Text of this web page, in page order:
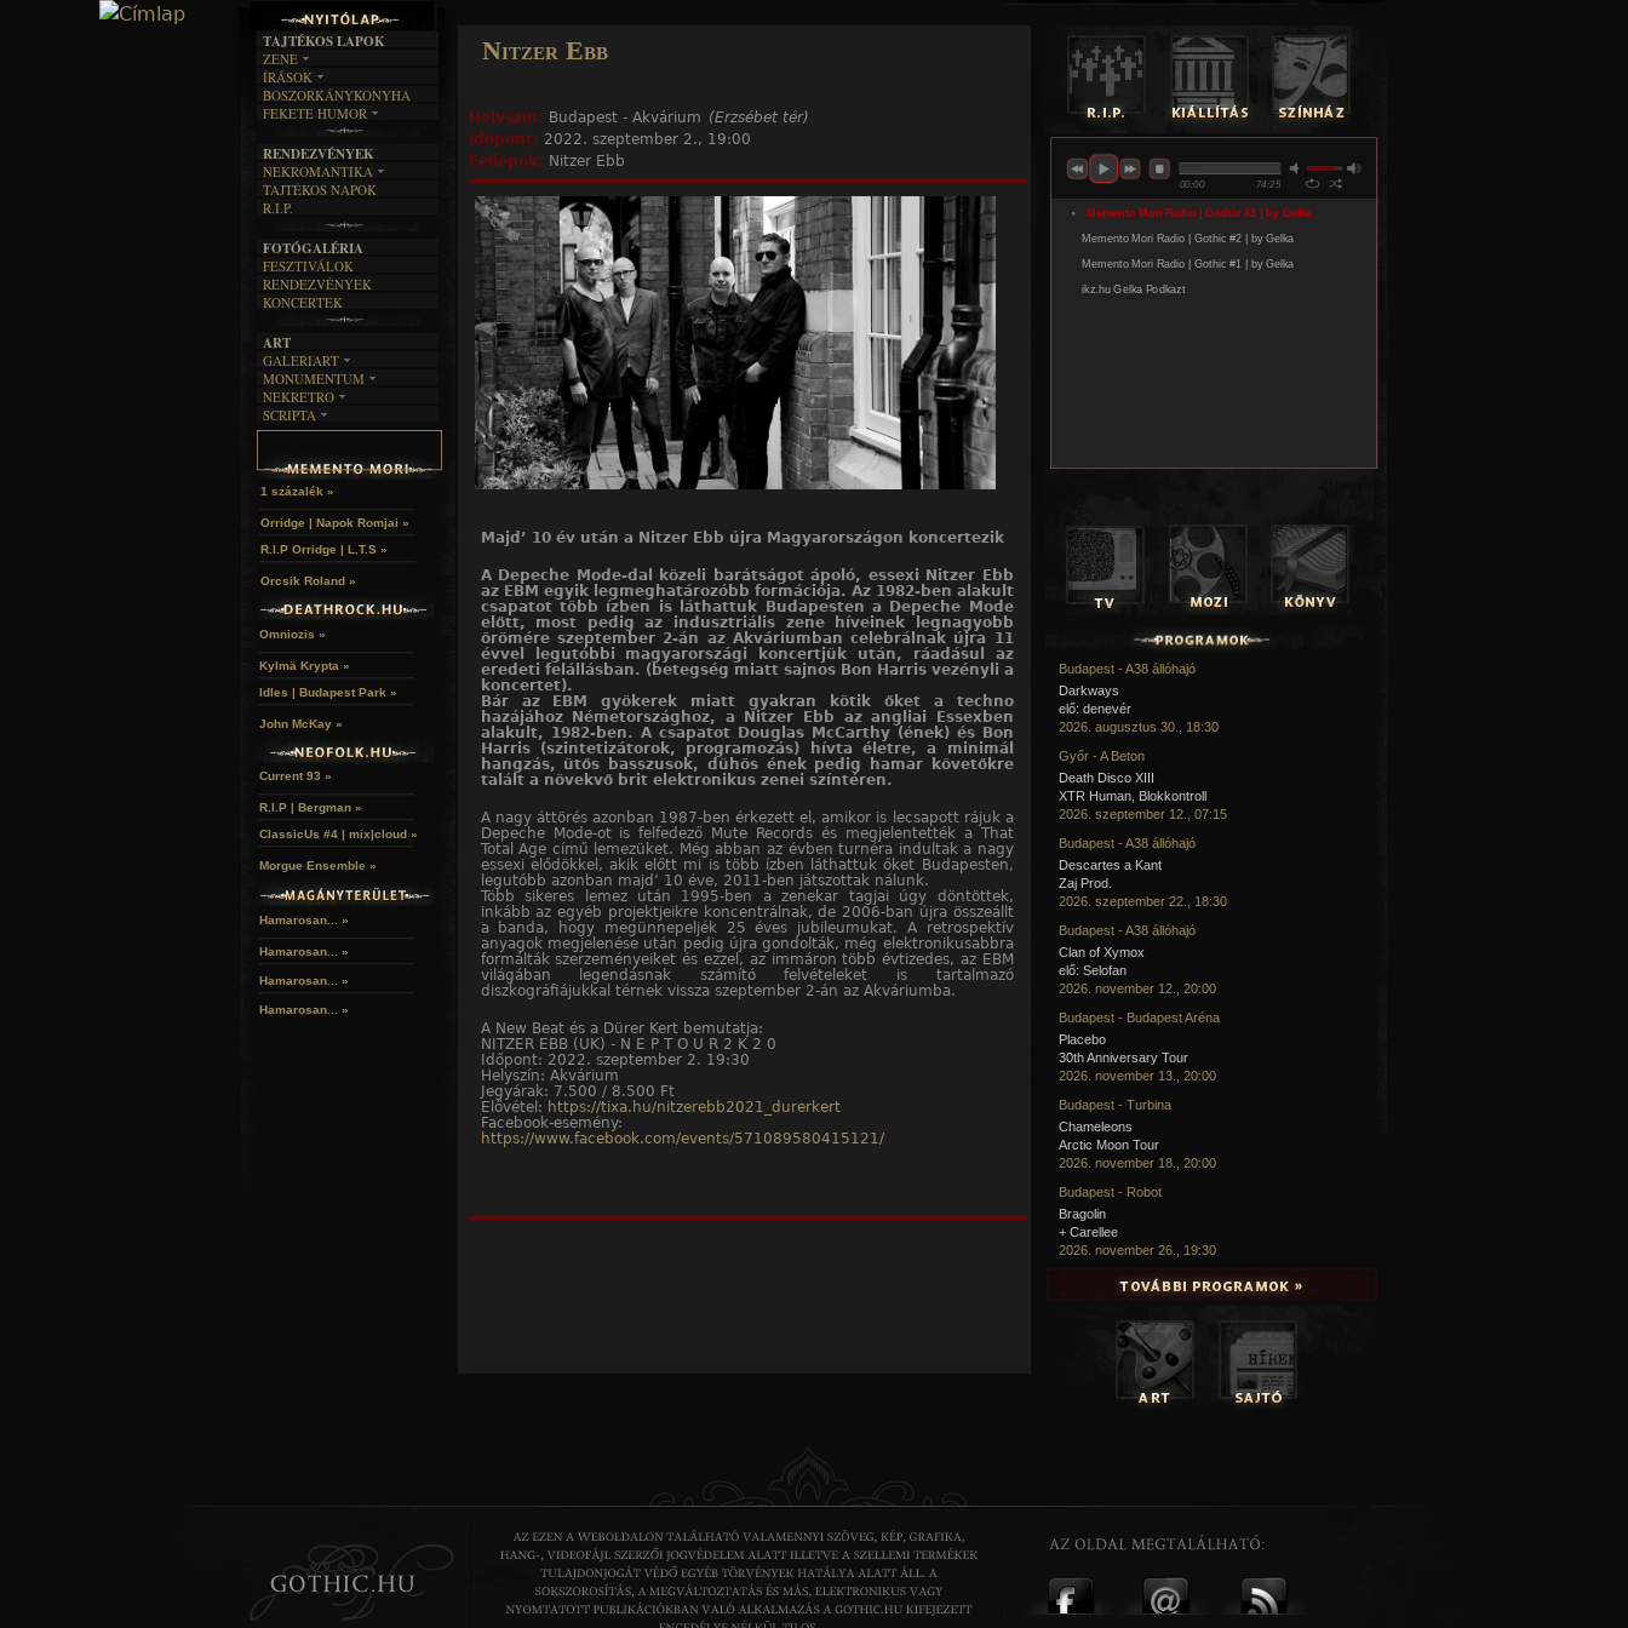
Nitzer Ebb
Helyszín: Budapest - Akvárium (Erzsébet tér)
Időpont: 2022. szeptember 2., 19:00
Fellépők: Nitzer Ebb
Majd’ 10 év után a Nitzer Ebb újra Magyarországon koncertezik
A Depeche Mode-dal közeli barátságot ápoló, essexi Nitzer Ebb
az EBM egyik legmeghatározóbb formációja. Az 1982-ben alakult
csapatot több ízben is láthattuk Budapesten a Depeche Mode
előtt, most pedig az indusztriális zene híveinek legnagyobb
örömére szeptember 2-án az Akváriumban celebrálnak újra 11
évvel legutóbbi magyarországi koncertjük után, ráadásul az
eredeti felállásban. (betegség miatt sajnos Bon Harris vezényli a
koncertet).
Bár az EBM gyökerek miatt gyakran kötik őket a techno
hazájához Németországhoz, a Nitzer Ebb az angliai Essexben
alakult, 1982-ben. A csapatot Douglas McCarthy (ének) és Bon
Harris (szintetizátorok, programozás) hívta életre, a minimál
hangzás, ütős basszusok, dühös ének pedig hamar követőkre
talált a növekvő brit elektronikus zenei színtéren.
A nagy áttörés azonban 1987-ben érkezett el, amikor is lecsapott rájuk a
Depeche Mode-ot is felfedező Mute Records és megjelentették a That
Total Age című lemezüket. Még abban az évben turnéra indultak a nagy
essexi elődökkel, akik előtt mi is több ízben láthattuk őket Budapesten,
legutóbb azonban majd’ 10 éve, 2011-ben játszottak nálunk.
Több sikeres lemez után 1995-ben a zenekar tagjai úgy döntöttek,
inkább az egyéb projektjeikre koncentrálnak, de 2006-ban újra összeállt
a banda, hogy megünnepeljék 25 éves jubileumukat. A retrospektív
anyagok megjelenése után pedig újra gondolták, még elektronikusabbra
formálták szerzeményeiket és ezzel, az immáron több évtizedes, az EBM
világában legendásnak számító felvételeket is tartalmazó
diszkográfiájukkal térnek vissza szeptember 2-án az Akváriumba.
A New Beat és a Dürer Kert bemutatja:
NITZER EBB (UK) - N E P T O U R 2 K 2 0
Időpont: 2022. szeptember 2. 19:30
Helyszín: Akvárium
Jegyárak: 7.500 / 8.500 Ft
Elővétel: https://tixa.hu/nitzerebb2021_durerkert
Facebook-esemény:
https://www.facebook.com/events/571089580415121/
TAJTÉKOS LAPOK
ZENE
EGYÜTTESEK
INTERJÚK
FORDÍTÁSOK
DALSZÖVEGEK
ÍRÁSOK
IRODALOM
FILM
MŰVÉSZET
ÍRÁSTÖRTÉNET
BOSZORKÁNYKONYHA
FEKETE HUMOR
SZÖVEGES
RENDEZVÉNYEK
NEKROMANTIKA
AKTUÁLIS
A MÚLT
TAJTÉKOS NAPOK
R.I.P.
FOTÓGALÉRIA
FESZTIVÁLOK
RENDEZVÉNYEK
KONCERTEK
ART
GALERIART
ARTGALERI
KÉPREGÉNYEK
LAKÁSKULTS
MONUMENTUM
TEMETŐK
TEMPLOMOK
HELYEK
NEKRETRO
SZUBKULT
RELIKVIÁK
SCRIPTA
NOVELLÁK
HALÁLTÁNC
1 százalék »
Orridge | Napok Romjai »
R.I.P Orridge | L.T.S »
Orcsik Roland »
Omniozis »
Kylmä Krypta »
Idles | Budapest Park »
John McKay »
Current 93 »
R.I.P | Bergman »
ClassicUs #4 | mix|cloud »
Morgue Ensemble »
Hamarosan... »
Hamarosan... »
Hamarosan... »
Hamarosan... »
Budapest - A38 állóhajó
Darkways
elő: denevér
2026. augusztus 30., 18:30
Győr - A Beton
Death Disco XIII
XTR Human, Blokkontroll
2026. szeptember 12., 07:15
Budapest - A38 állóhajó
Descartes a Kant
Zaj Prod.
2026. szeptember 22., 18:30
Budapest - A38 állóhajó
Clan of Xymox
elő: Selofan
2026. november 12., 20:00
Budapest - Budapest Aréna
Placebo
30th Anniversary Tour
2026. november 13., 20:00
Budapest - Turbina
Chameleons
Arctic Moon Tour
2026. november 18., 20:00
Budapest - Robot
Bragolin
+ Carellee
2026. november 26., 19:30